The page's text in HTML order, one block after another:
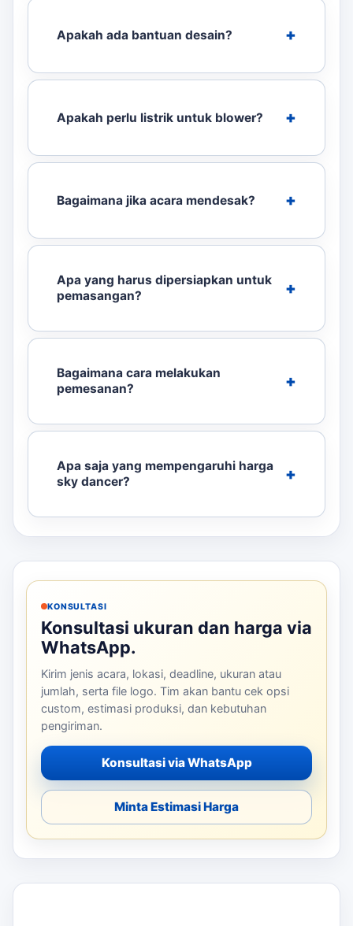
Apakah ada bantuan desain?
Apakah perlu listrik untuk blower?
Bagaimana jika acara mendesak?
Apa yang harus dipersiapkan untuk
pemasangan?
Bagaimana cara melakukan
pemesanan?
Apa saja yang mempengaruhi harga
sky dancer?
KONSULTASI
Konsultasi ukuran dan harga via
WhatsApp.
Kirim jenis acara, lokasi, deadline, ukuran atau
jumlah, serta file logo. Tim akan bantu cek opsi
custom, estimasi produksi, dan kebutuhan
pengiriman.
Konsultasi via WhatsApp
Minta Estimasi Harga